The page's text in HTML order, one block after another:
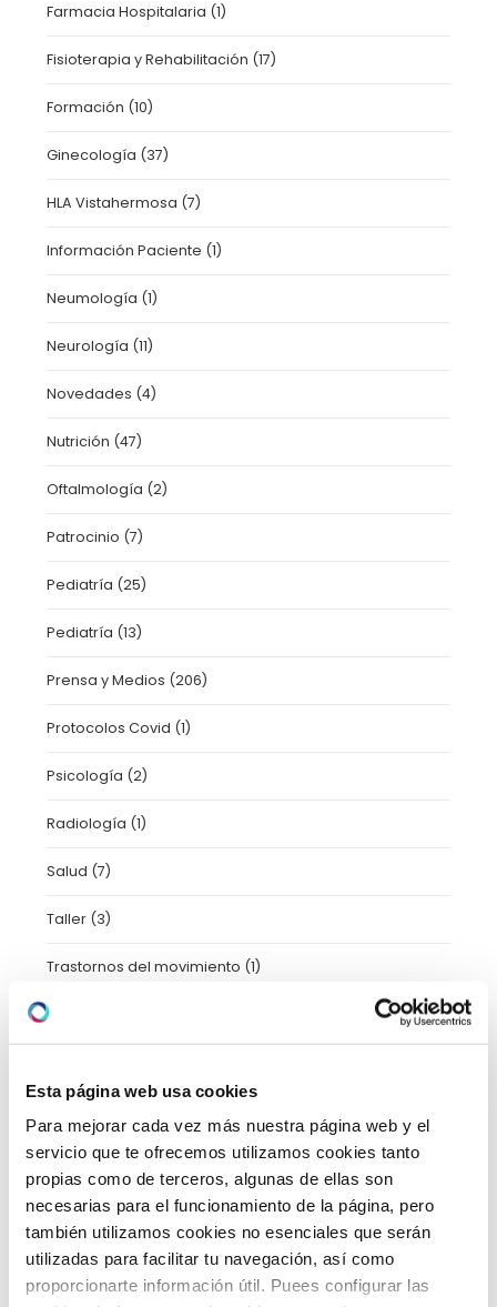
Esta página web usa cookies
Para mejorar cada vez más nuestra página web y el
servicio que te ofrecemos utilizamos cookies tanto
propias como de terceros, algunas de ellas son
necesarias para el funcionamiento de la página, pero
también utilizamos cookies no esenciales que serán
utilizadas para facilitar tu navegación, así como
proporcionarte información útil. Puees configurar las
Farmacia Hospitalaria (1)
Fisioterapia y Rehabilitación (17)
Formación (10)
Ginecología (37)
HLA Vistahermosa (7)
Información Paciente (1)
Neumología (1)
Neurología (11)
Novedades (4)
Nutrición (47)
Oftalmología (2)
Patrocinio (7)
Pediatría (25)
Pediatría (13)
Prensa y Medios (206)
Protocolos Covid (1)
Psicología (2)
Radiología (1)
Salud (7)
Taller (3)
Trastornos del movimiento (1)
Tratamientos
Video-consejos nutricionales(15)
Vídeos(21)
ARCHIVO